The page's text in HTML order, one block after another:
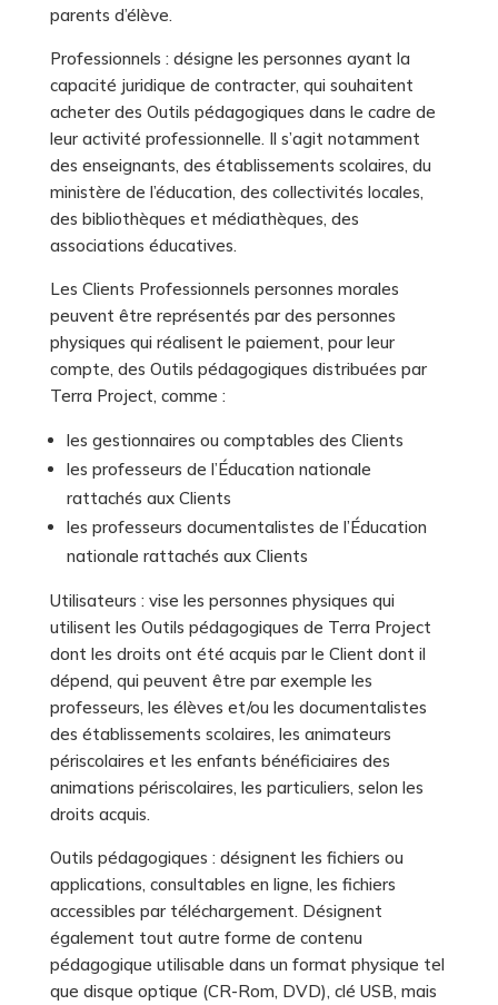
parents d’élève.
Professionnels : désigne les personnes ayant la
capacité juridique de contracter, qui souhaitent
acheter des Outils pédagogiques dans le cadre de
leur activité professionnelle. Il s’agit notamment
des enseignants, des établissements scolaires, du
ministère de l’éducation, des collectivités locales,
des bibliothèques et médiathèques, des
associations éducatives.
Les Clients Professionnels personnes morales
peuvent être représentés par des personnes
physiques qui réalisent le paiement, pour leur
compte, des Outils pédagogiques distribuées par
Terra Project, comme :
les gestionnaires ou comptables des Clients
les professeurs de l’Éducation nationale
rattachés aux Clients
les professeurs documentalistes de l’Éducation
nationale rattachés aux Clients
Utilisateurs : vise les personnes physiques qui
utilisent les Outils pédagogiques de Terra Project
dont les droits ont été acquis par le Client dont il
dépend, qui peuvent être par exemple les
professeurs, les élèves et/ou les documentalistes
des établissements scolaires, les animateurs
périscolaires et les enfants bénéficiaires des
animations périscolaires, les particuliers, selon les
droits acquis.
Outils pédagogiques : désignent les fichiers ou
applications, consultables en ligne, les fichiers
accessibles par téléchargement. Désignent
également tout autre forme de contenu
pédagogique utilisable dans un format physique tel
que disque optique (CR-Rom, DVD), clé USB, mais